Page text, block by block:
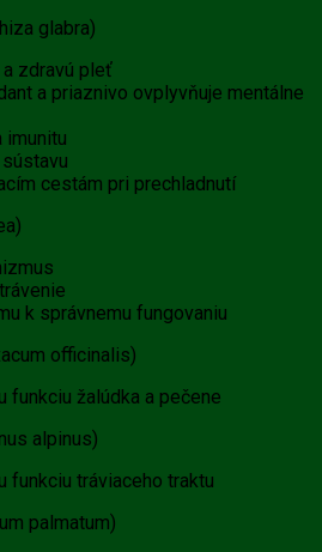
glabra)
zdravú pleť
a priaznivo ovplyvňuje mentálne
imunitu
cestám pri prechladnutí
k správnemu fungovaniu
officinalis)
funkciu žalúdka a pečene
alpinus)
funkciu tráviaceho traktu
palmatum)